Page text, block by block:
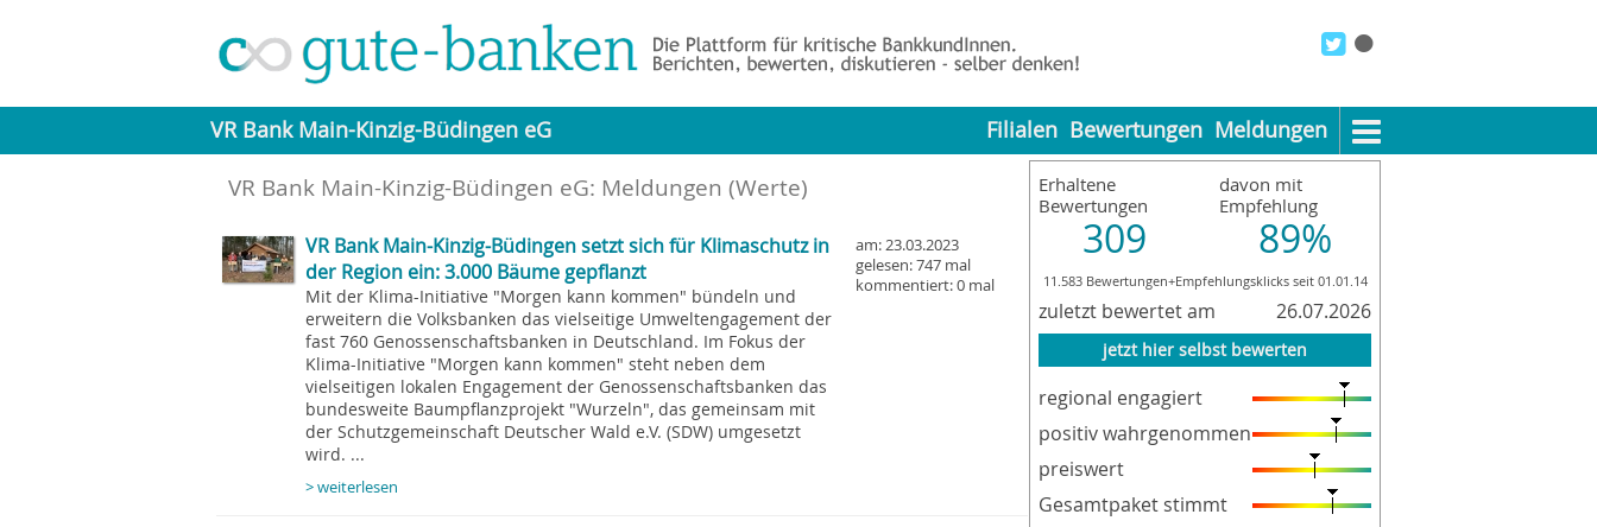
VR Bank Main-Kinzig-Büdingen eG Filialen Bewertungen Meldungen
Erhaltene
Bewertungen
309
davon mit
Empfehlung
89%
11.583 Bewertungen+Empfehlungsklicks seit 01.01.14
zuletzt bewertet am 26.07.2026
jetzt hier selbst bewerten
regional engagiert
positiv wahrgenommen
preiswert
Gesamtpaket stimmt
VR Bank Main-Kinzig-Büdingen eG: Meldungen (Werte)
am: 23.03.2023
gelesen: 747 mal
kommentiert: 0 mal
VR Bank Main-Kinzig-Büdingen setzt sich für Klimaschutz in
der Region ein: 3.000 Bäume gepflanzt
Mit der Klima-Initiative "Morgen kann kommen" bündeln und
erweitern die Volksbanken das vielseitige Umweltengagement der
fast 760 Genossenschaftsbanken in Deutschland. Im Fokus der
Klima-Initiative "Morgen kann kommen" steht neben dem
vielseitigen lokalen Engagement der Genossenschaftsbanken das
bundesweite Baumpflanzprojekt "Wurzeln", das gemeinsam mit
der Schutzgemeinschaft Deutscher Wald e.V. (SDW) umgesetzt
wird. ...
> weiterlesen